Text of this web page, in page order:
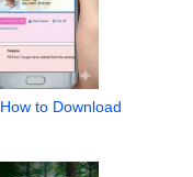
to Download